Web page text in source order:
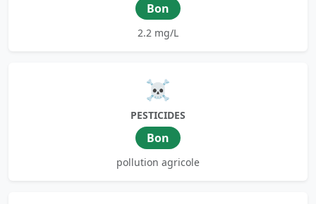
Bon
2.2 mg/L
☠️
PESTICIDES
Bon
pollution agricole